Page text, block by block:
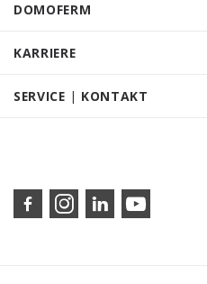
DOMOFERM
KARRIERE
SERVICE | KONTAKT